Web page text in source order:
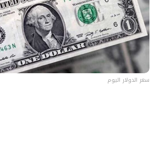
سعر الدولار اليوم